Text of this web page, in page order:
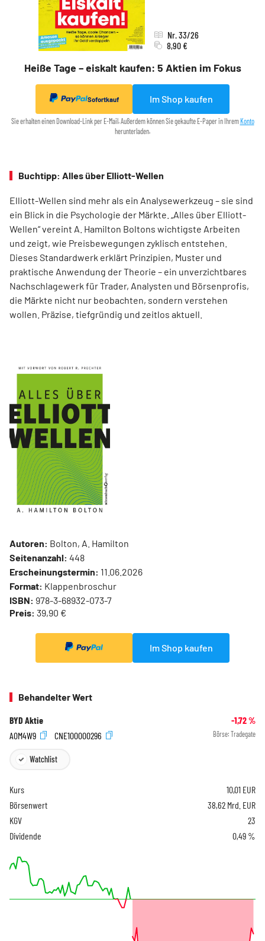
Heiße Tage – eiskalt kaufen: 5 Aktien im Fokus
Nr. 33/26
8,90 €
Sofortkauf Im Shop kaufen
Sie erhalten einen Download-Link per E-Mail. Außerdem können Sie gekaufte E-Paper in Ihrem Konto
herunterladen.
Buchtipp: Alles über Elliott-Wellen
Elliott-Wellen sind mehr als ein Analysewerkzeug – sie sind
ein Blick in die Psychologie der Märkte. „Alles über Elliott-
Wellen“ vereint A. Hamilton Boltons wichtigste Arbeiten
und zeigt, wie Preisbewegungen zyklisch entstehen.
Dieses Standardwerk erklärt Prinzipien, Muster und
praktische Anwendung der Theorie – ein unverzichtbares
Nachschlagewerk für Trader, Analysten und Börsenprofis,
die Märkte nicht nur beobachten, sondern verstehen
wollen. Präzise, tiefgründig und zeitlos aktuell.
Autoren: Bolton, A. Hamilton
Seitenanzahl: 448
Erscheinungstermin: 11.06.2026
Format: Klappenbroschur
ISBN: 978-3-68932-073-7
Preis: 39,90 €
Im Shop kaufen
Behandelter Wert
BYD Aktie -1,72%
A0M4W9
CNE100000296 Börse: Tradegate
Watchlist
Kurs 10,01 EUR
Börsenwert
38,62 Mrd. EUR
KGV
23
Dividende
0,49 %